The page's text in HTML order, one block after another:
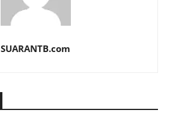
SUARANTB.com